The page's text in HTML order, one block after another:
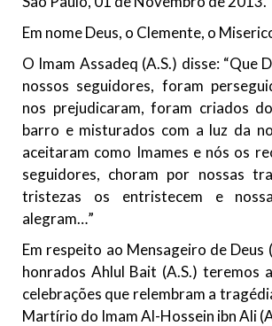
todos os irmãos e irmãs um novo
Falecimento do Imam Ali Ibn
(A.S.)
Em nome de Deus, o Clemente, o
data em que relembramos o martírio do
muçulmanos, o Imam Ali Ibn Al-Hussein
(A.S.), conhecido por “Zein Al-Ábidin”
NOTÍCIAS
Centro Islâmico no Brasil
ministro das Relações
República Islâmica do Irã
Na noite da quinta-feira, 03 de Abril, o
Em nome Deus, o Clemente, o
O Imam Assadeq (A.S.) disse: “Que
nossos seguidores, foram
nos prejudicaram, foram criados
barro e misturados com a luz da
aceitaram como Imames e nós os
seguidores, choram por nossas
tristezas os entristecem e
alegram…”
Em respeito ao Mensageiro de Deus
honrados Ahlul Bait (A.S.) teremos
celebrações que relembram a
Martírio do Imam Al-Hossein ibn Ali